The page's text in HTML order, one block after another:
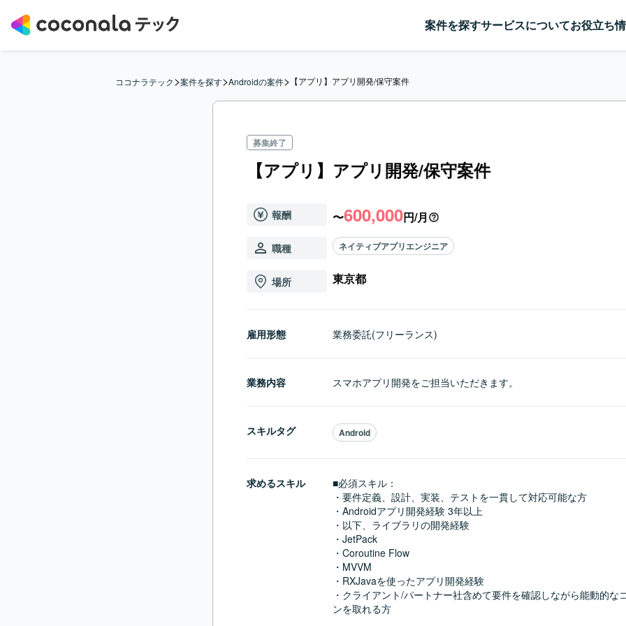
案件を探すサービスについてお役立ち
ココナラテック>案件を探す>Androidの案件> 【アプリ】アプリ開発/保守案件
募集終了
【アプリ】アプリ開発/保守案件
報酬 〜600,000円/月
職種 ネイティブアプリエンジニア
場所 東京都
雇用形態 業務委託(フリーランス)
業務内容 スマホアプリ開発をご担当いただきます。
スキルタグ Android
求めるスキル
■必須スキル：
・要件定義、設計、実装、テストを一貫して対応可能な方
・Androidアプリ開発経験 3年以上
・以下、ライブラリの開発経験
・JetPack
・Coroutine Flow
・MVVM
・RXJavaを使ったアプリ開発経験
・クライアント/パートナー社含めて要件を確認しながら能動的な
ンを取れる方